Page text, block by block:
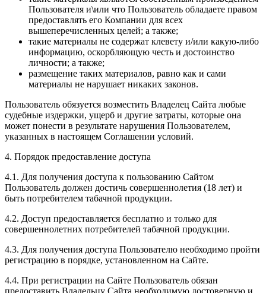
Пользователя и\или что Пользователь обладаете правом
предоставлять его Компании для всех
вышеперечисленных целей; а также;
такие материалы не содержат клевету и/или какую-либо
информацию, оскорбляющую честь и достоинство
личности; а также;
размещение таких материалов, равно как и сами
материалы не нарушает никаких законов.
Пользователь обязуется возместить Владелец Сайта любые
судебные издержки, ущерб и другие затраты, которые она
может понести в результате нарушения Пользователем,
указанных в настоящем Соглашении условий.
4. Порядок предоставление доступа
4.1. Для получения доступа к пользованию Сайтом
Пользователь должен достичь совершеннолетия (18 лет) и
быть потребителем табачной продукции.
4.2. Доступ предоставляется бесплатно и только для
совершеннолетних потребителей табачной продукции.
4.3. Для получения доступа Пользователю необходимо пройти
регистрацию в порядке, установленном на Сайте.
4.4. При регистрации на Сайте Пользователь обязан